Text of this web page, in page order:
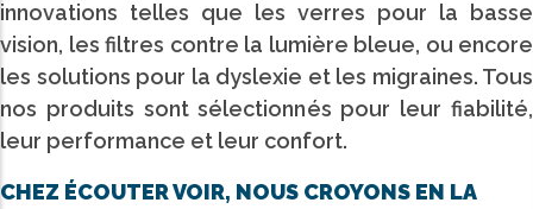
innovations telles que les verres pour la basse
vision, les filtres contre la lumière bleue, ou encore
les solutions pour la dyslexie et les migraines. Tous
nos produits sont sélectionnés pour leur fiabilité,
leur performance et leur confort.
CHEZ ÉCOUTER VOIR, NOUS CROYONS EN LA